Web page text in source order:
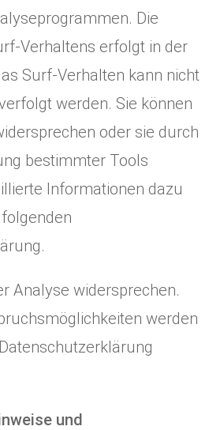
Die
Verhaltens erfolgt in der
Surf-Verhalten kann nicht
werden. Sie können
oder sie durch
bestimmter Tools
Informationen dazu
Analyse widersprechen.
werden
und